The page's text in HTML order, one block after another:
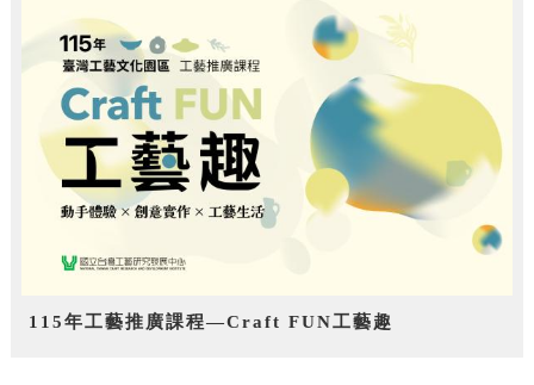
115年工藝推廣課程—Craft FUN工藝趣